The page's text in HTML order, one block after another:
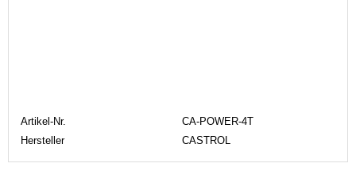
Artikel-Nr.
CA-POWER-4T
Hersteller
CASTROL